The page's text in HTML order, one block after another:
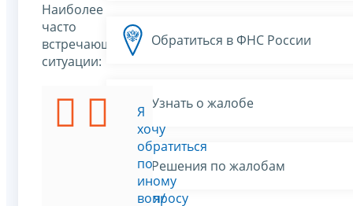
Наиболее
часто
встречающиеся
ситуации:
хочу
подать
жалобу
действия/
Я
хочу
обратиться
по
иному
вопросу
Обратиться в ФНС России
Узнать о жалобе
Решения по жалобам